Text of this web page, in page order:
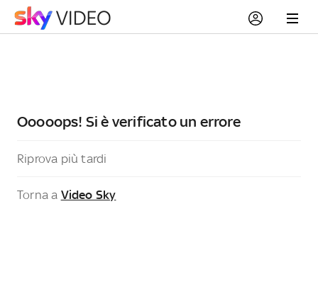
Ooooops! Si è verificato un errore
Riprova più tardi
Torna a Video Sky